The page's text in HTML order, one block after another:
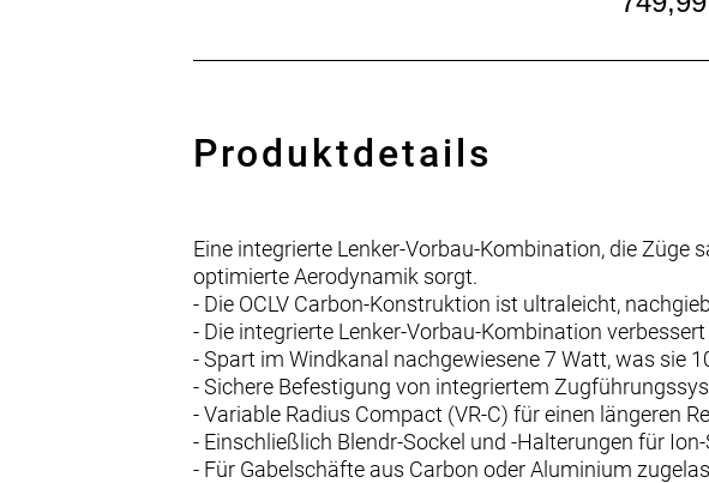
Produktdetails
Eine integrierte Lenker-Vorbau-Kombination, die
optimierte Aerodynamik sorgt.
- Die OCLV Carbon-Konstruktion ist ultraleicht,
- Die integrierte Lenker-Vorbau-Kombination
- Spart im Windkanal nachgewiesene 7 Watt, was sie
- Sichere Befestigung von integriertem
- Variable Radius Compact (VR-C) für einen längeren
- Einschließlich Blendr-Sockel und -Halterungen für
- Für Gabelschäfte aus Carbon oder Aluminium